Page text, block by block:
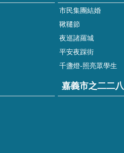
市民集團結婚
鞦韆節
夜巡諸羅城
平安夜踩街
千盞燈-照亮眾學生
嘉義市之二二八